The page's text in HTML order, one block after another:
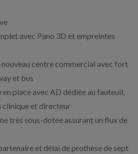
avec Pano 3D et empreintes
nouveau centre commercial avec fort
et bus
place avec AD dédiée au fauteuil,
clinique et directeur
très sous-dotée assurant un flux de
et délai de prothèse de sept